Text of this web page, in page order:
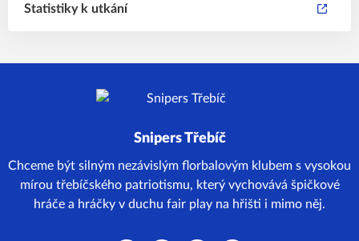
Statistiky k utkání
Snipers Třebíč
Chceme být silným nezávislým florbalovým klubem s vysokou
mírou třebíčského patriotismu, který vychovává špičkové
hráče a hráčky v duchu fair play na hřišti i mimo něj.